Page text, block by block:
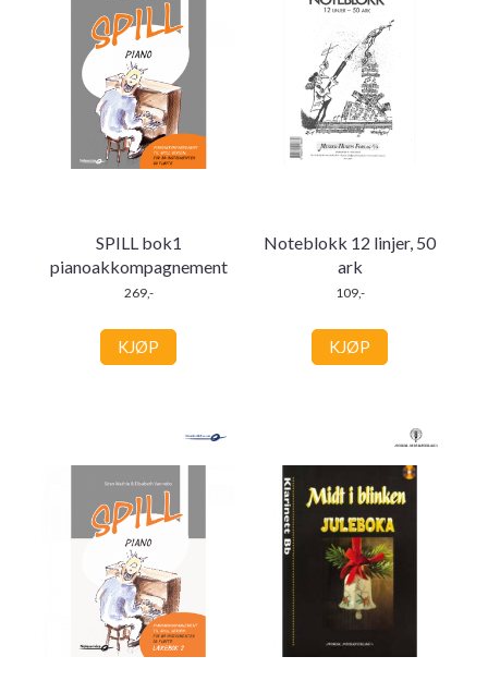
SPILL bok1
pianoakkompagnement
269,-
KJØP
Noteblokk 12 linjer, 50
ark
109,-
KJØP